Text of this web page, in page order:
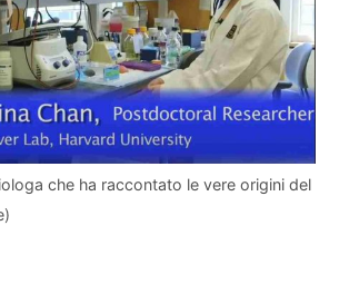
che ha raccontato le vere origini del